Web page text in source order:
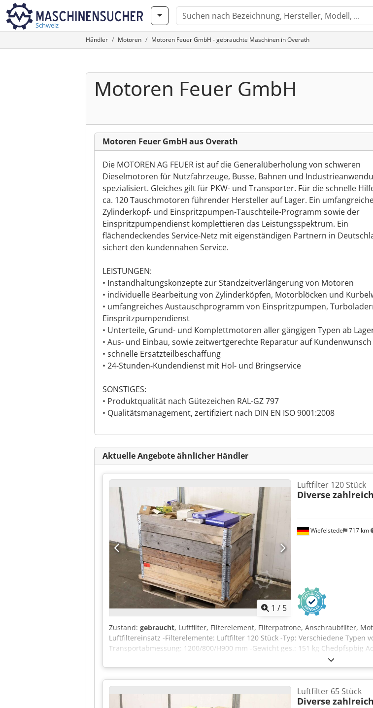
Schweiz
Händler Motoren Motoren Feuer GmbH - gebrauchte Maschinen in Overath
Motoren Feuer GmbH
Motoren Feuer GmbH aus Overath
Die MOTOREN AG FEUER ist auf die Generalüberholung von schweren
Dieselmotoren für Nutzfahrzeuge, Busse, Bahnen und
spezialisiert. Gleiches gilt für PKW- und Transporter. Für die schnelle
ca. 120 Tauschmotoren führender Hersteller auf Lager. Ein
Zylinderkopf- und Einspritzpumpen-Tauschteile-Programm sowie der
Einspritzpumpendienst komplettieren das Leistungsspektrum. Ein
flächendeckendes Service-Netz mit eigenständigen Partnern in
sichert den kundennahen Service.
LEISTUNGEN:
• Instandhaltungskonzepte zur Standzeitverlängerung von Motoren
• individuelle Bearbeitung von Zylinderköpfen, Motorblöcken und
• umfangreiches Austauschprogramm von Einspritzpumpen,
Einspritzpumpendienst
• Unterteile, Grund- und Komplettmotoren aller gängigen Typen ab
• Aus- und Einbau, sowie zeitwertgerechte Reparatur auf Kundenwunsch
• schnelle Ersatzteilbeschaffung
• 24-Stunden-Kundendienst mit Hol- und Bringservice
SONSTIGES:
• Produktqualität nach Gütezeichen RAL-GZ 797
• Qualitätsmanagement, zertifiziert nach DIN EN ISO 9001:2008
Aktuelle Angebote ähnlicher Händler
1 / 5
Wiefelstede 717 km
Luftfilter 120 Stück
Diverse
Zustand: gebraucht, Luftfilter, Filterelement, Filterpatrone, Anschraubfilter,
Luftfiltereinsatz -Filterelemente: Luftfilter 120 Stück -Typ: Verschiedene Typen
Transportabmessung: 1200/800/H900 mm -Gewicht ges.: 151 kg Chedpfspbig
Luftfilter 65 Stück
Diverse